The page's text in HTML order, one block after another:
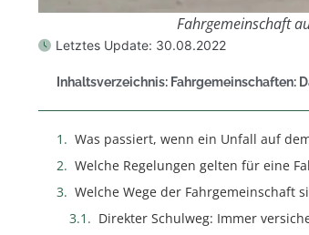
Fahrgemeinschaft
Letztes Update: 30.08.2022
Inhaltsverzeichnis: Fahrgemeinschaften:
Was passiert, wenn ein Unfall auf
Welche Regelungen gelten für eine
Welche Wege der Fahrgemeinschaft
Direkter Schulweg: Immer